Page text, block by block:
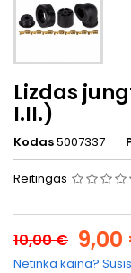
Lizdas
I.II.)
Kodas5007337
Reitingas
10,00 € 9,00
Netinka kaina?